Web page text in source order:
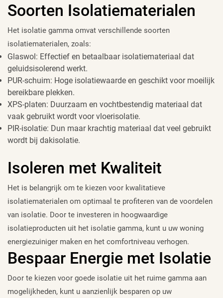
Soorten Isolatiematerialen
Het isolatie gamma omvat verschillende soorten
isolatiematerialen, zoals:
Glaswol: Effectief en betaalbaar isolatiemateriaal dat
geluidsisolerend werkt.
PUR-schuim: Hoge isolatiewaarde en geschikt voor moeilijk
bereikbare plekken.
XPS-platen: Duurzaam en vochtbestendig materiaal dat
vaak gebruikt wordt voor vloerisolatie.
PIR-isolatie: Dun maar krachtig materiaal dat veel gebruikt
wordt bij dakisolatie.
Isoleren met Kwaliteit
Het is belangrijk om te kiezen voor kwalitatieve
isolatiematerialen om optimaal te profiteren van de voordelen
van isolatie. Door te investeren in hoogwaardige
isolatieproducten uit het isolatie gamma, kunt u uw woning
energiezuiniger maken en het comfortniveau verhogen.
Bespaar Energie met Isolatie
Door te kiezen voor goede isolatie uit het ruime gamma aan
mogelijkheden, kunt u aanzienlijk besparen op uw